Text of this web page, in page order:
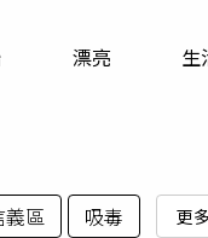
運勢
漂亮 生
義區 吸毒 更